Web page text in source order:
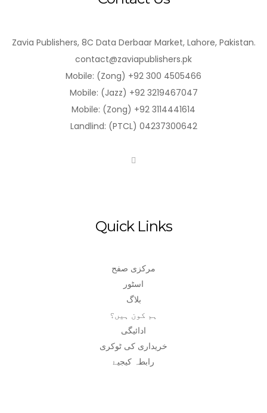
Zavia Publishers, 8C Data Derbaar Market, Lahore, Pakistan.
contact@zaviapublishers.pk
Mobile: (Zong) +92 300 4505466
Mobile: (Jazz) +92 3219467047
Mobile: (Zong) +92 3114441614
Landlind: (PTCL) 04237300642
Quick Links
مرکزی صفح
اسٹور
بلاگ
ہم کون ہیں؟
ادائیگی
خریداری کی ٹوکری
رابطہ کیجیۓ